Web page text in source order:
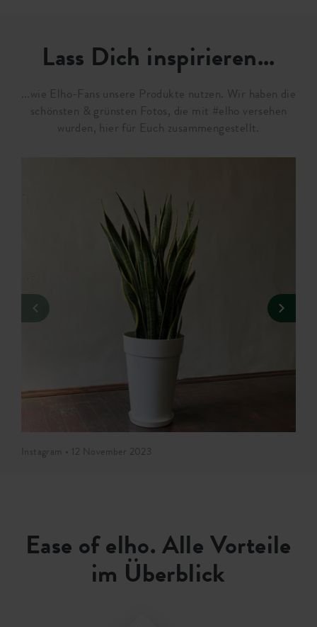
Lass Dich inspirieren...
...wie Elho-Fans unsere Produkte nutzen. Wir haben die
schönsten & grünsten Fotos, die mit #elho versehen
wurden, hier für Euch zusammengestellt.
Instagram • 12 November 2023
Ease of elho. Alle Vorteile
im Überblick